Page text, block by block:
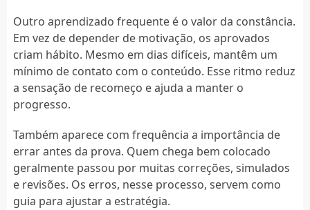
Outro aprendizado frequente é o valor da constância.
Em vez de depender de motivação, os aprovados
criam hábito. Mesmo em dias difíceis, mantêm um
mínimo de contato com o conteúdo. Esse ritmo reduz
a sensação de recomeço e ajuda a manter o
progresso.
Também aparece com frequência a importância de
errar antes da prova. Quem chega bem colocado
geralmente passou por muitas correções, simulados
e revisões. Os erros, nesse processo, servem como
guia para ajustar a estratégia.